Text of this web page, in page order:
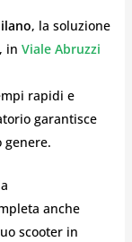
, la soluzione
in Viale Abruzzi
rapidi e
garantisce
genere.
anche
scooter in